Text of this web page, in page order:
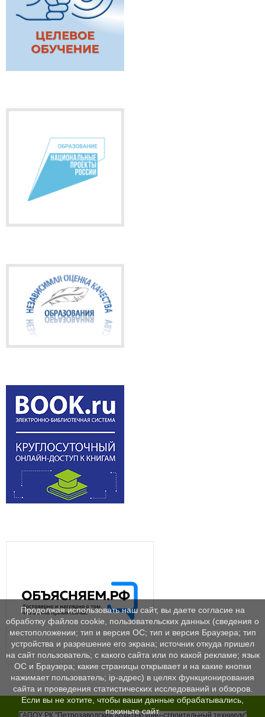
Продолжая использовать наш сайт, вы даете согласие на
обработку файлов cookie, пользовательских данных (сведения о
местоположении; тип и версия ОС; тип и версия Браузера; тип
устройства и разрешение его экрана; источник откуда пришел
на сайт пользователь; с какого сайта или по какой рекламе; язык
ОС и Браузера; какие страницы открывает и на какие кнопки
нажимает пользователь; ip-адрес) в целях функционирования
сайта и проведения статистических исследований и обзоров.
Если вы не хотите, чтобы ваши данные обрабатывались,
покиньте сайт.